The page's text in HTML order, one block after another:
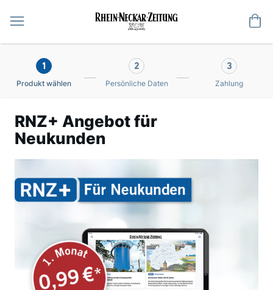
1
Produkt wählen
2
Persönliche Daten
3
Zahlung
RNZ+ Angebot für
Neukunden